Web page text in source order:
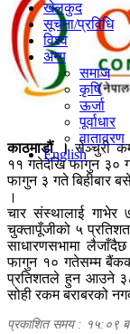
खेलकुद
सूचना/प्रविधि
विश्व
अन्य
समाज
कृषि
ऊर्जा
पूर्वाधार
वातावरण
English
काठमाडौं ।सेञ्चुरी
११ गतेदेखि फागुन ३०
फागुन ३ गते बिहीबार
।
चार संस्थालाई गाभेर
चुक्तापूँजीको ५
साधारणसभामा
फागुन १० गतेसम्म
प्रतिशतले हुन आउने
सोही रकम बराबरको
प्रकाशित समय : १५:०९